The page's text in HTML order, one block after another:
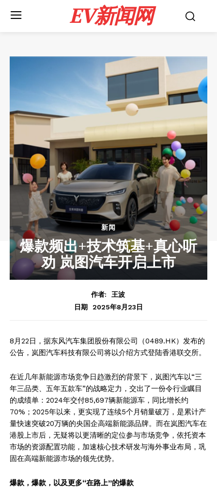
EV新闻网
新闻
爆款频出+技术筑基+真心听
劝 岚图汽车开启上市
作者:
王波
日期
2025年8月23日
8月22日，据东风汽车集团股份有限公司（0489.HK）发布的
公告，岚图汽车科技有限公司将以介绍方式登陆香港联交所。
在近几年新能源市场竞争日趋激烈的背景下，岚图汽车以“三
年三品类、五年五款车”的战略定力，交出了一份令行业瞩目
的成绩单：2024年交付85,697辆新能源车，同比增长约
70%；2025年以来，更实现了连续5个月销量破万，是累计产
量快速突破20万辆的央国企高端新能源品牌。而在岚图汽车在
港股上市后，无疑将以更清晰的定位参与市场竞争，依托资本
市场的资源配置功能，加速核心技术研发与海外事业布局，巩
固在高端新能源市场的领先优势。
爆款，爆款，以及更多“在路上”的爆款